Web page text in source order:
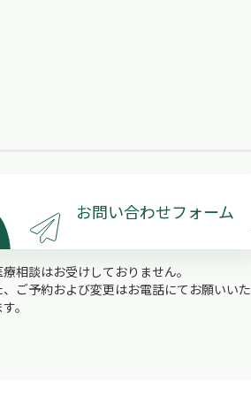
お問い合わせフォーム
療相談はお受けしておりません。
、ご予約および変更はお電話にてお願いいた
。